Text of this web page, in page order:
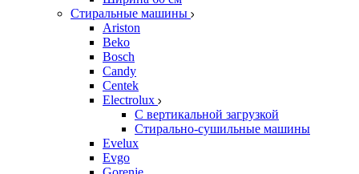
Стиральные машины
Ariston
Beko
Bosch
Candy
Centek
Electrolux
С вертикальной загрузкой
Стирально-сушильные машины
Evelux
Evgo